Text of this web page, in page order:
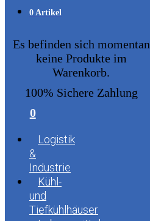
0 Artikel
Es befinden sich momentan
keine Produkte im
Warenkorb.
100% Sichere Zahlung
0
Logistik
&
Industrie
Kühl-
und
Tiefkühlhäuser